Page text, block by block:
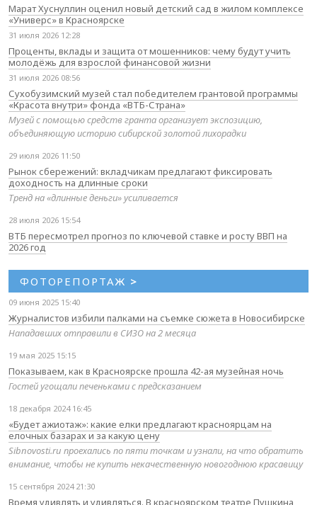
Марат Хуснуллин оценил новый детский сад в жилом комплексе
«Универс» в Красноярске
31 июля 2026 12:28
Проценты, вклады и защита от мошенников: чему будут учить
молодёжь для взрослой финансовой жизни
31 июля 2026 08:56
Сухобузимский музей стал победителем грантовой программы
«Красота внутри» фонда «ВТБ-Страна»
Музей с помощью средств гранта организует экспозицию,
объединяющую историю сибирской золотой лихорадки
29 июля 2026 11:50
Рынок сбережений: вкладчикам предлагают фиксировать
доходность на длинные сроки
Тренд на «длинные деньги» усиливается
28 июля 2026 15:54
ВТБ пересмотрел прогноз по ключевой ставке и росту ВВП на
2026 год
ФОТОРЕПОРТАЖ >
09 июня 2025 15:40
Журналистов избили палками на съемке сюжета в Новосибирске
Нападавших отправили в СИЗО на 2 месяца
19 мая 2025 15:15
Показываем, как в Красноярске прошла 42-ая музейная ночь
Гостей угощали печеньками с предсказанием
18 декабря 2024 16:45
«Будет ажиотаж»: какие елки предлагают красноярцам на
елочных базарах и за какую цену
Sibnovosti.ru проехались по пяти точкам и узнали, на что обратить
внимание, чтобы не купить некачественную новогоднюю красавицу
15 сентября 2024 21:30
Время удивлять и удивляться. В красноярском театре Пушкина